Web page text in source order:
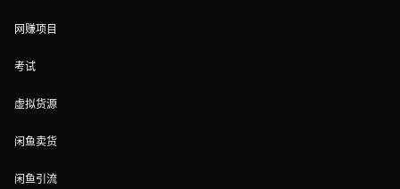
网赚项目
考试
虚拟货源
闲鱼卖货
闲鱼引流